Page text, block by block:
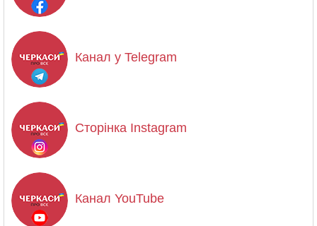
Канал у Telegram
Сторінка Instagram
Канал YouTube